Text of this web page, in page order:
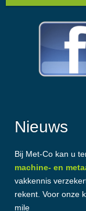
Nieuws
Bij Met-Co kan u
machine- en
vakkennis
rekent. Voor onze
mile